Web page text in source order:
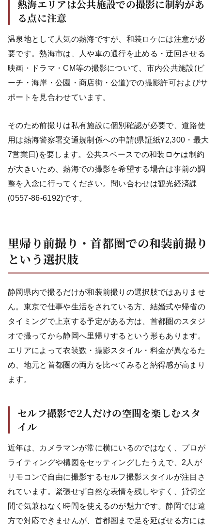
熱海エリアは公共施設での撮影に制約があ
る点に注意
温泉地として人気の熱海ですが、和装ロケには注意が必
要です。熱海市は、人や車の通行を止める・迂回させる
映画・ドラマ・CM等の撮影について、市内公共施設(ビ
ーチ・海岸・公園・商店街・公道)での撮影許可およびサ
ポートを見合わせています。
そのため前撮りは私有施設に個別確認が必要で、道路使
用は熱海警察署交通規制係への申請(県証紙¥2,300・最大
7営業日)を要します。公共スペースでの和装ロケは制約
が大きいため、熱海での撮影を希望する場合は事前の調
整を入念に行ってください。問い合わせは観光経済課
(0557-86-6192)です。
里帰り前撮り・首都圏での和装前撮り
という選択肢
静岡県内で撮るだけが和装前撮りの選択肢ではありませ
ん。東京で仕事や生活をされている方、結婚式や帰省の
タイミングで上京する予定がある方は、首都圏のスタジ
オで撮ってから静岡へ里帰りするという形もあります。
エリアによって衣装数・撮影スタイル・料金が異なるた
め、地元と首都圏の両方を比べてみると納得感が高まり
ます。
セルフ撮影で2人だけの空間を楽しむスタ
イル
近年は、カメラマンが常に横にいるのではなく、プロが
ライティングや構図をセッティングしたうえで、2人が
リモコンで自由に撮影するセルフ撮影スタイルが注目さ
れています。緊張せず自然な表情を残しやすく、貸切空
間で気兼ねなく時間を使えるのが魅力です。静岡では遠
方で対応できませんが、首都圏まで足を延ばせる方には